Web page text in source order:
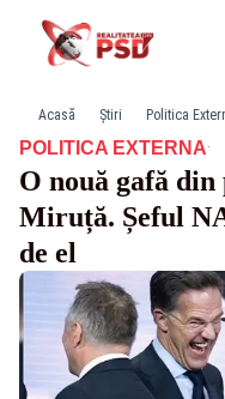
Acasă Știri Politica
POLITICA EXTERNA·
O nouă gafă
Miruță. Șeful
de el